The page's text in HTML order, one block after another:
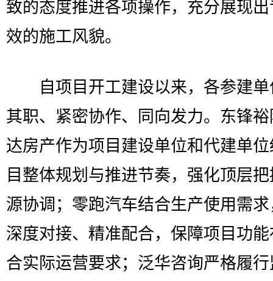
致的态度推进各项操作，充分展现
效的施工风貌。
自项目开工建设以来，各参建单
其职、紧密协作、同向发力。东锋
达房产作为项目建设单位和代建单
目整体规划与推进节奏，强化顶层
源协调；零跑汽车结合生产使用需
深度对接、精准配合，保障项目功
合实际运营要求；泛华咨询严格履